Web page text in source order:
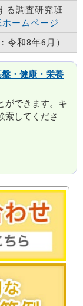
る調査研究班
ームページ
令和8年6月）
・健康・栄養
ができます。キ
索してくださ